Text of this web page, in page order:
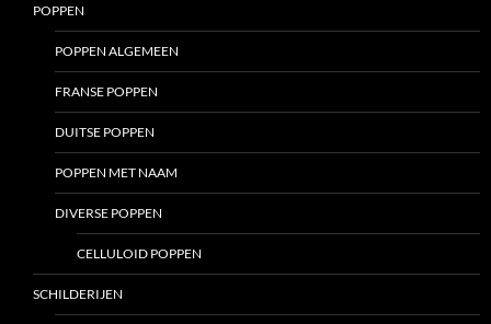
POPPEN
POPPEN ALGEMEEN
FRANSE POPPEN
DUITSE POPPEN
POPPEN MET NAAM
DIVERSE POPPEN
CELLULOID POPPEN
SCHILDERIJEN